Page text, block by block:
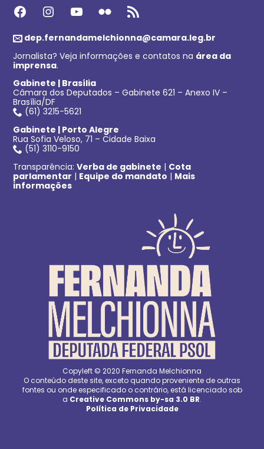
Facebook Instagram Youtube Flickr Feed RSS
dep.fernandamelchionna@camara.leg.br
Jornalista? Veja informações e contatos na área da
imprensa.
Gabinete | Brasília
Câmara dos Deputados – Gabinete 621 – Anexo IV –
Brasília/DF
(61) 3215-5621
Gabinete | Porto Alegre
Rua Sofia Veloso, 71 – Cidade Baixa
(51) 3110-9150
Transparência:Verba de gabinete | Cota
parlamentar | Equipe do mandato | Mais
informações
Copyleft © 2020 Fernanda Melchionna
O conteúdo deste site, exceto quando proveniente de outras
fontes ou onde especificado o contrário, está licenciado sob
a Creative Commons by-sa 3.0 BR.
Política de Privacidade